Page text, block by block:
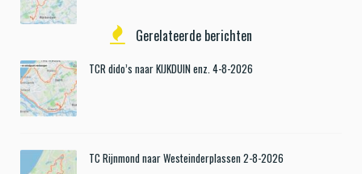
Gerelateerde berichten
TCR dido’s naar KIJKDUIN enz. 4-8-2026
TC Rijnmond naar Westeinderplassen 2-8-2026